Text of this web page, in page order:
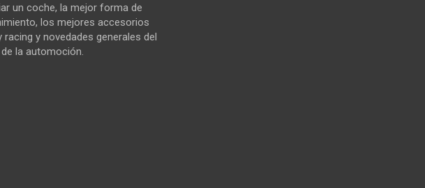
un coche, la mejor forma de
los mejores accesorios
racing y novedades generales del
la automoción.